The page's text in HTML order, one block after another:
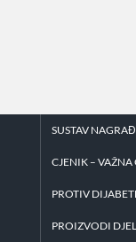
SUSTAV
CJENIK – VAŽNA
PROTIV
PROIZVODI